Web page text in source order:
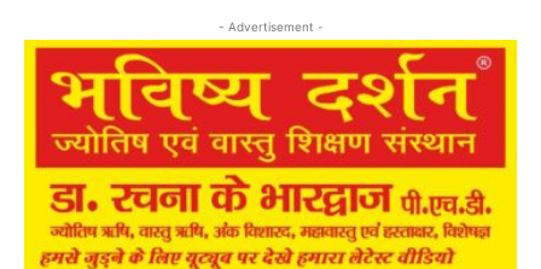
- Advertisement -